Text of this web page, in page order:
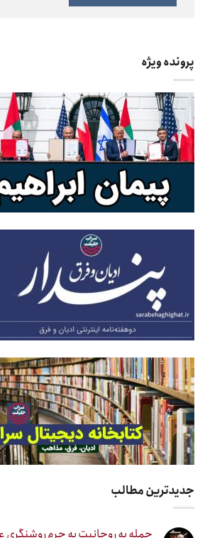
پرونده ویژه
جدیدترین مطالب
حمله به روحانیت به جرم روشنگری